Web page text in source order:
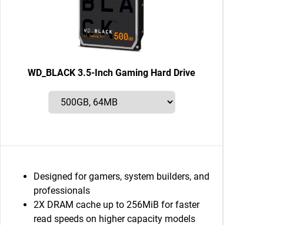
WD_BLACK 3.5-Inch Gaming Hard Drive
Designed for gamers, system builders, and
professionals
2X DRAM cache up to 256MiB for faster
read speeds on higher capacity models